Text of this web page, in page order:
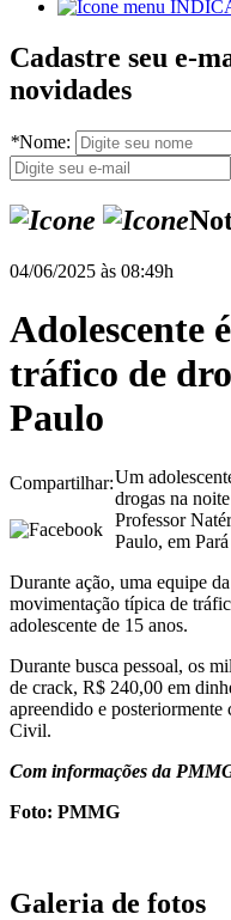
Cadastre seu e-
novidades
*Nome:
04/06/2025 às 08:49h
Adolescente
tráfico de
Paulo
Compartilhar:Um
drogas na
Professor
Paulo, em
Durante ação, uma equipe
movimentação típica de
adolescente de 15 anos.
Durante busca pessoal, os
de crack, R$ 240,00 em
apreendido e
Civil.
Com informações da
Foto: PMMG
Galeria de fotos